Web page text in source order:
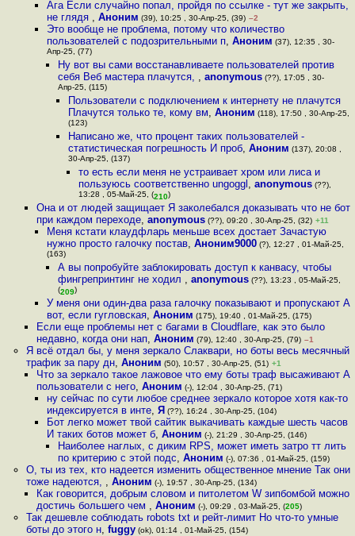
Ага Если случайно попал, пройдя по ссылке - тут же закрыть,
не глядя ,Аноним (39), 10:25 , 30-Апр-25, (39) –2
Это вообще не проблема, потому что количество
пользователей с подозрительными п,Аноним (37), 12:35 , 30-
Апр-25, (77)
Ну вот вы сами восстанавливаете пользователей против
себя Веб мастера плачутся, , anonymous(??), 17:05 , 30-
Апр-25, (115)
Пользователи с подключением к интернету не плачутся
Плачутся только те, кому вм, Аноним (118), 17:50 , 30-Апр-25,
(123)
Написано же, что процент таких пользователей -
статистическая погрешность И проб, Аноним (137), 20:08 ,
30-Апр-25, (137)
то есть если меня не устраивает хром или лиса и
пользуюсь соответственно ungoggl ,anonymous (??),
13:28 , 05-Май-25, (210)
Она и от людей защищает Я заколебался доказывать что не бот
при каждом переходе, anonymous(??), 09:20 , 30-Апр-25, (32) +11
Меня кстати клаудфларь меньше всех достает Зачастую
нужно просто галочку постав,Аноним9000 (?), 12:27 , 01-Май-25,
(163)
А вы попробуйте заблокировать доступ к канвасу, чтобы
фингрепринтинг не ходил , anonymous(??), 13:23 , 05-Май-25,
(209)
У меня они один-два раза галочку показывают и пропускают А
вот, если гугловская,Аноним (175), 19:40 , 01-Май-25, (175)
Если еще проблемы нет с багами в Cloudflare, как это было
недавно, когда они нап, Аноним (79), 12:40 , 30-Апр-25, (79) –1
Я всё отдал бы, у меня зеркало Слаквари, но боты весь месячный
трафик за пару дн, Аноним (50), 10:57 , 30-Апр-25, (51) +1
Что за зеркало такое лажовое что ему боты траф высаживают А
пользователи с него, Аноним (-), 12:04 , 30-Апр-25, (71)
ну сейчас по сути любое среднее зеркало которое хотя как-то
индексируется в инте,Я (??), 16:24 , 30-Апр-25, (104)
Бот легко может твой сайтик выкачивать каждые шесть часов
И таких ботов может б,Аноним (-), 21:29 , 30-Апр-25, (146)
Наиболее наглых, с диким RPS, может иметь затро тт лить
по критерию с этой подс, Аноним (-), 07:36 , 01-Май-25, (159)
О, ты из тех, кто надеется изменить общественное мнение Так они
тоже надеются, , Аноним (-), 19:57 , 30-Апр-25, (134)
Как говорится, добрым словом и питолетом W зипбомбой можно
достичь большего чем , Аноним (-), 09:29 , 03-Май-25, (205)
Так дешевле соблюдать robots txt и рейт-лимит Но что-то умные
боты до этого н, fuggy(ok), 01:14 , 01-Май-25, (154)